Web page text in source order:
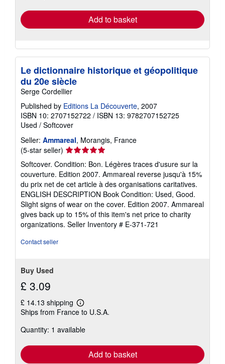
Add to basket
Le dictionnaire historique et géopolitique
du 20e siècle
Serge Cordellier
Published by Editions La Découverte, 2007
ISBN 10: 2707152722 / ISBN 13: 9782707152725
Used / Softcover
Seller: Ammareal, Morangis, France
(5-star seller) Seller
rating
5
out
of
5
stars
Softcover. Condition: Bon. Légères traces d'usure sur la
couverture. Edition 2007. Ammareal reverse jusqu'à 15%
du prix net de cet article à des organisations caritatives.
ENGLISH DESCRIPTION Book Condition: Used, Good.
Slight signs of wear on the cover. Edition 2007. Ammareal
gives back up to 15% of this item's net price to charity
organizations. Seller Inventory # E-371-721
Contact seller
Buy Used
£ 3.09
£ 14.13 shipping
Learn
more
shipping
Ships from France to U.S.A.
Quantity: 1 available
Add to basket